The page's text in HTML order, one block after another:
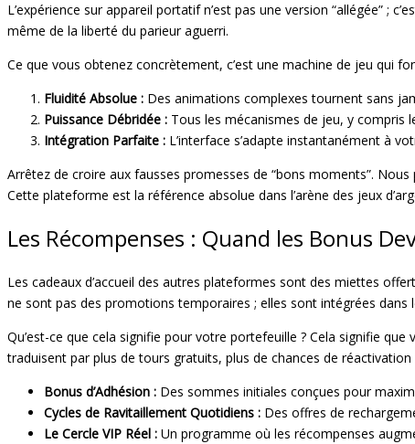
L’expérience sur appareil portatif n’est pas une version “allégée” ;
même de la liberté du parieur aguerri.
Ce que vous obtenez concrètement, c’est une machine de jeu qui
Fluidité Absolue : Des animations complexes tournent sans
Puissance Débridée : Tous les mécanismes de jeu, y compris
Intégration Parfaite : L’interface s’adapte instantanément à
Arrêtez de croire aux fausses promesses de “bons moments”.
Cette plateforme est la référence absolue dans l’arène des jeux
Les Récompenses : Quand les Bonus
Les cadeaux d’accueil des autres plateformes sont des miettes
ne sont pas des promotions temporaires ; elles sont intégrées
Qu’est-ce que cela signifie pour votre portefeuille ? Cela signifie
traduisent par plus de tours gratuits, plus de chances de
Bonus d’Adhésion : Des sommes initiales conçues pour
Cycles de Ravitaillement Quotidiens : Des offres de
Le Cercle VIP Réel : Un programme où les récompenses